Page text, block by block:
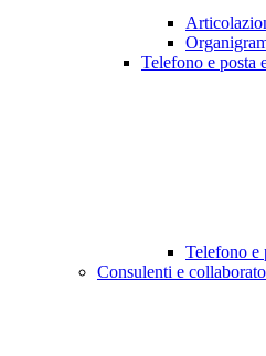
Telefono e posta
Telefono e
Consulenti e